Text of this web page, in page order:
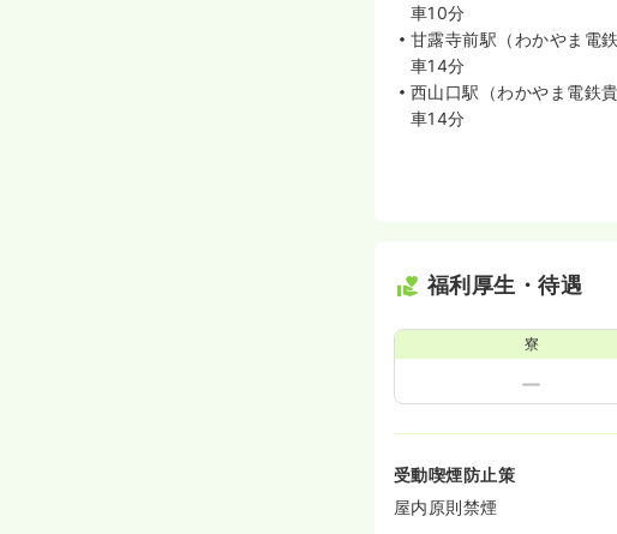
車10分
甘露寺前駅（わかやま電鉄
車14分
西山口駅（わかやま電鉄貴
車14分
福利厚生・待遇
寮
受動喫煙防止策
屋内原則禁煙